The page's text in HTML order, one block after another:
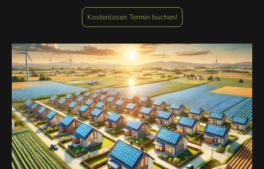
Kostenlosen Termin buchen!